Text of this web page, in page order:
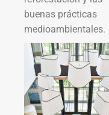
buenas prácticas
medioambientales.